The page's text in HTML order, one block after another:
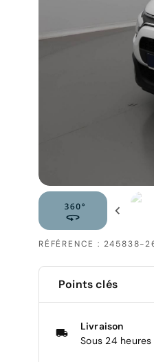
RÉFÉRENCE :
Points clés
Livraison
Sous 24